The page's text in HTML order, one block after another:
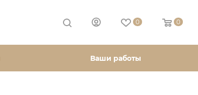
0 0
Ваши работы